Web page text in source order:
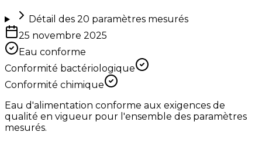
Détail des 20 paramètres mesurés
25 novembre 2025
Eau conforme
Conformité bactériologique
Conformité chimique
Eau d'alimentation conforme aux exigences de
qualité en vigueur pour l'ensemble des paramètres
mesurés.